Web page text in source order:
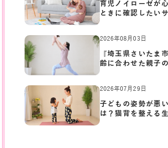
育児ノイローゼが
ときに確認したい
と心…
2026年08月03日
『埼玉県さいたま
齢に合わせた親子
あい…
2026年07月29日
子どもの姿勢が悪
は？猫背を整える
慣と…